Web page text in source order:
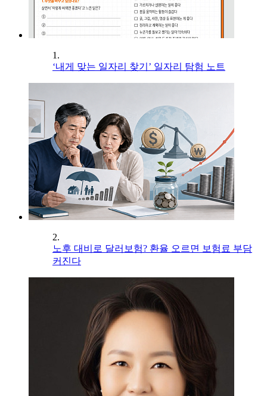
1.
‘내게 맞는 일자리 찾기’ 일자리 탐험 노트
2.
노후 대비로 달러보험? 환율 오르면 보험료 부담
커진다